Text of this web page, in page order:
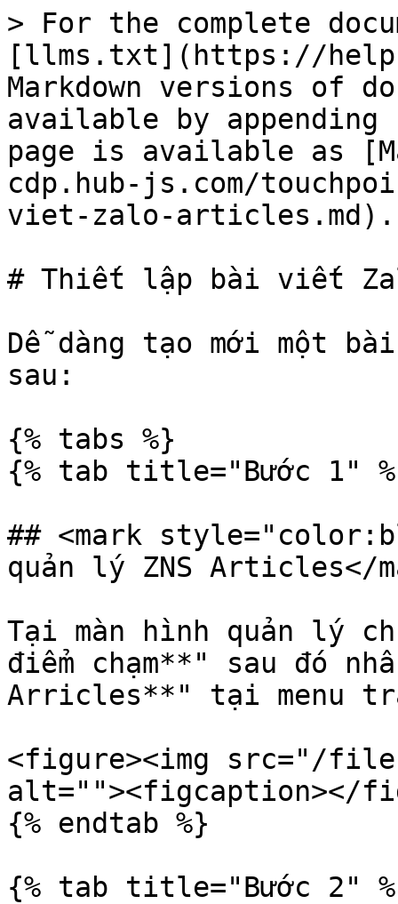
> For the complete
[llms.txt](https://
Markdown versions of
available by
page is available as
cdp.hub-js.com/
viet-zalo-articles.md).
# Thiết lập bài viết
Dễ dàng tạo mới một
sau:
{% tabs %}
{% tab title="Bước 1"
## <mark
quản lý ZNS Articles</
Tại màn hình quản lý
điểm chạm**" sau đó
Arricles**" tại menu
<figure><img src="/files/
alt=""><figcaption></
{% endtab %}
{% tab title="Bước 2"